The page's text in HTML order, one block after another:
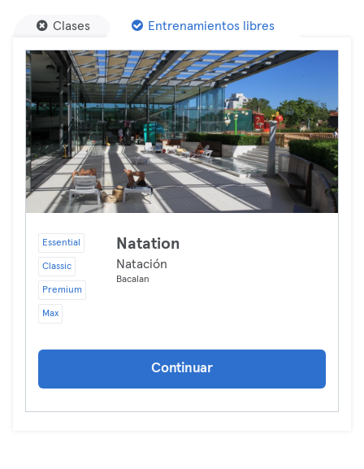
Clases Entrenamientos libres
Essential
Classic
Premium
Max
Natation
Natación
Bacalan
Continuar